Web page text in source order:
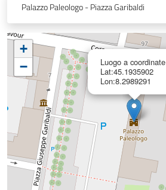
Palazzo Paleologo - Piazza Garibaldi
Luogo a coordinate
Lat:45.1935902
Lon:8.2989291
+
−